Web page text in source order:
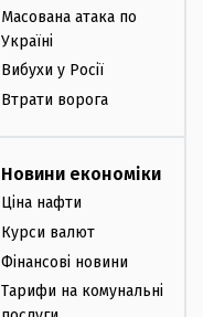
Масована атака по
Україні
Вибухи у Росії
Втрати ворога
Новини економіки
Ціна нафти
Курси валют
Фінансові новини
Тарифи на комунальні